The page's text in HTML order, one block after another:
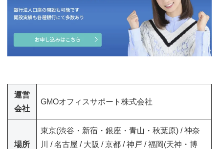
運営
会社
GMOオフィスサポート株式会社
場所
東京(渋谷・新宿・銀座・青山・秋葉原) / 神奈
川 / 名古屋 / 大阪 / 京都 / 神戸 / 福岡(天神・博